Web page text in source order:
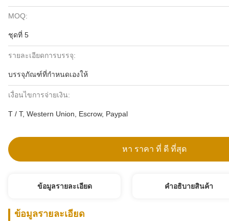
MOQ:
ชุดที่ 5
รายละเอียดการบรรจุ:
บรรจุภัณฑ์ที่กำหนดเองให้
เงื่อนไขการจ่ายเงิน:
T / T, Western Union, Escrow, Paypal
หา ราคา ที่ ดี ที่สุด
ข้อมูลรายละเอียด คําอธิบายสินค้า
ข้อมูลรายละเอียด